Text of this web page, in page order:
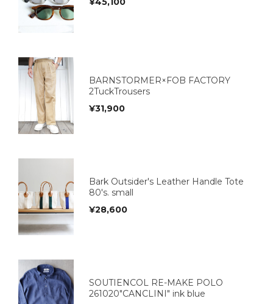
BARNSTORMER×FOB FACTORY
2TuckTrousers
¥31,900
Bark Outsider's Leather Handle Tote
80's. small
¥28,600
SOUTIENCOL RE-MAKE POLO
261020"CANCLINI" ink blue